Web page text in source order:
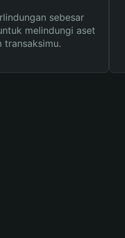
sebesar
melindungi aset
transaksimu.